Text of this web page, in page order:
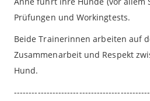
Prüfungen und Workingtests.
Beide Trainerinnen arbeiten auf
Zusammenarbeit und Respekt
Hund.